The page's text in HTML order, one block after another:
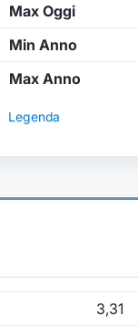
Max Oggi
Min Anno
Max Anno
Legenda
3,31